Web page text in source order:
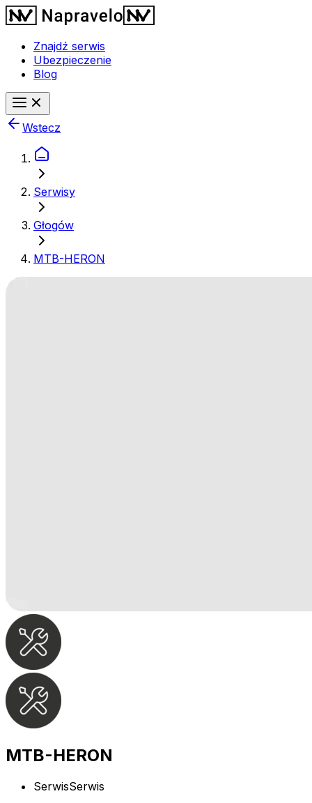
Znajdź serwis
Ubezpieczenie
Blog
Wstecz
Serwisy
Głogów
MTB-HERON
MTB-HERON
SerwisSerwis